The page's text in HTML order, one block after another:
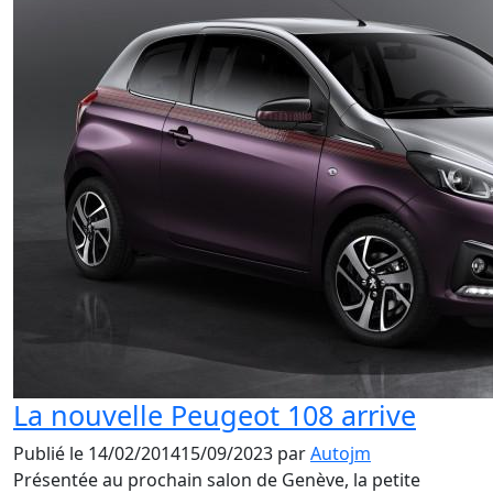
La nouvelle Peugeot 108 arrive
Publié le 14/02/201415/09/2023 parAutojm
Présentée au prochain salon de Genève, la petite